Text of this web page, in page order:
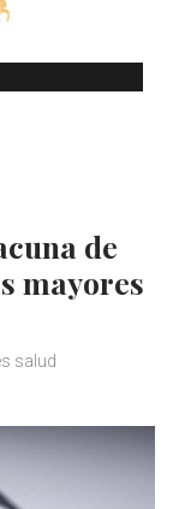
de
mayores
salud